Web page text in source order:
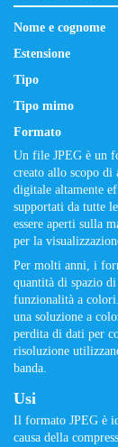
Nome e cognome
Estensione
Tipo
Tipo mimo
Formato
Un file JPEG è un
creato allo scopo
digitale altamente
supportati da tutte
essere aperti sulla
per la
Per molti anni, i
quantità di spazio
funzionalità a
una soluzione a
perdita di dati per
risoluzione
banda.
Usi
Il formato JPEG è
causa della